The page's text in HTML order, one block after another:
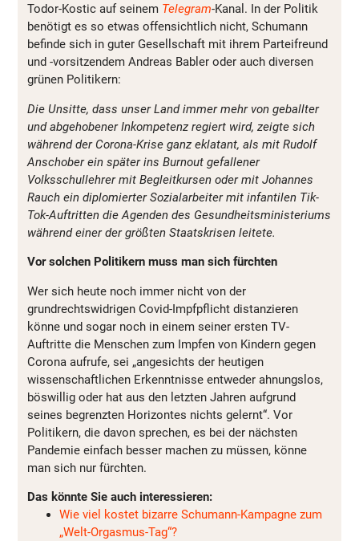
Todor-Kostic auf seinem Telegram-Kanal. In der Politik
benötigt es so etwas offensichtlich nicht, Schumann
befinde sich in guter Gesellschaft mit ihrem Parteifreund
und -vorsitzendem Andreas Babler oder auch diversen
grünen Politikern:
Die Unsitte, dass unser Land immer mehr von geballter
und abgehobener Inkompetenz regiert wird, zeigte sich
während der Corona-Krise ganz eklatant, als mit Rudolf
Anschober ein später ins Burnout gefallener
Volksschullehrer mit Begleitkursen oder mit Johannes
Rauch ein diplomierter Sozialarbeiter mit infantilen Tik-
Tok-Auftritten die Agenden des Gesundheitsministeriums
während einer der größten Staatskrisen leitete.
Vor solchen Politikern muss man sich fürchten
Wer sich heute noch immer nicht von der
grundrechtswidrigen Covid-Impfpflicht distanzieren
könne und sogar noch in einem seiner ersten TV-
Auftritte die Menschen zum Impfen von Kindern gegen
Corona aufrufe, sei „angesichts der heutigen
wissenschaftlichen Erkenntnisse entweder ahnungslos,
böswillig oder hat aus den letzten Jahren aufgrund
seines begrenzten Horizontes nichts gelernt“. Vor
Politikern, die davon sprechen, es bei der nächsten
Pandemie einfach besser machen zu müssen, könne
man sich nur fürchten.
Das könnte Sie auch interessieren:
Wie viel kostet bizarre Schumann-Kampagne zum
„Welt-Orgasmus-Tag“?